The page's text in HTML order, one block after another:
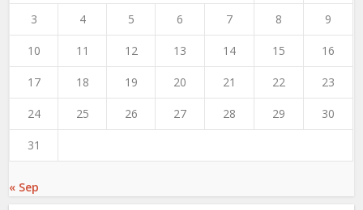
3 4 5 6 7 8 9
10 11 12 13 14 15 16
17 18 19 20 21 22 23
24 25 26 27 28 29 30
31
« Sep